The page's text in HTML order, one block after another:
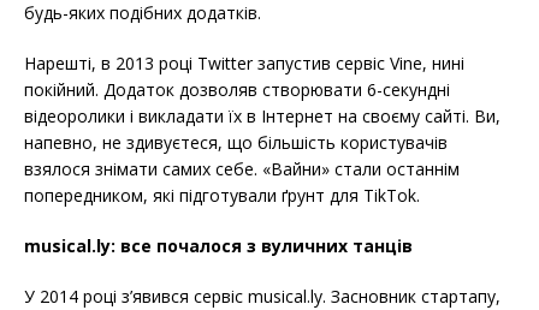
будь-яких подібних додатків.
Нарешті, в 2013 році Twitter запустив сервіс Vine, нині
покійний. Додаток дозволяв створювати 6-секундні
відеоролики і викладати їх в Інтернет на своєму сайті. Ви,
напевно, не здивуєтеся, що більшість користувачів
взялося знімати самих себе. «Вайни» стали останнім
попередником, які підготували ґрунт для TikTok.
musical.ly: все почалося з вуличних танців
У 2014 році з’явився сервіс musical.ly. Засновник стартапу,